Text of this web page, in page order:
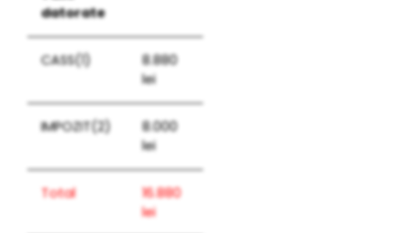
datorate
CASS(1)
8.880
lei
IMPOZIT(2)
8.000
lei
Total
16.880
lei